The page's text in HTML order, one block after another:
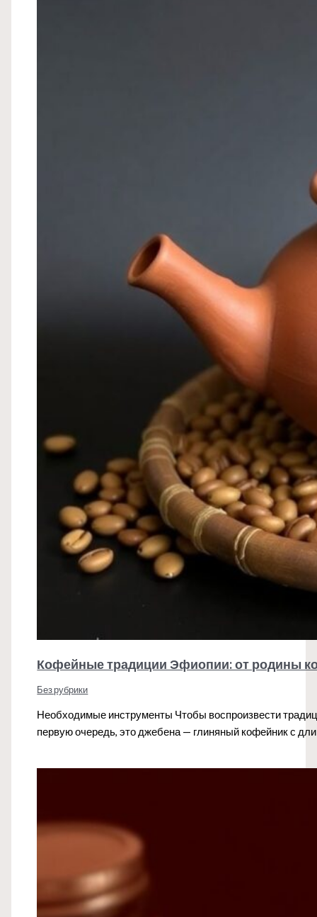
Кофейные традиции Эфиопии: от родины
Без рубрики
Необходимые инструменты Чтобы воспроизвести
первую очередь, это джебена — глиняный кофейник с